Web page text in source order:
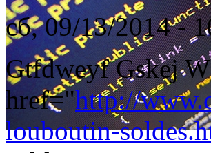
сб, 09/13/2014 -
Gtfdweyf Gskej
href="http://
louboutin-